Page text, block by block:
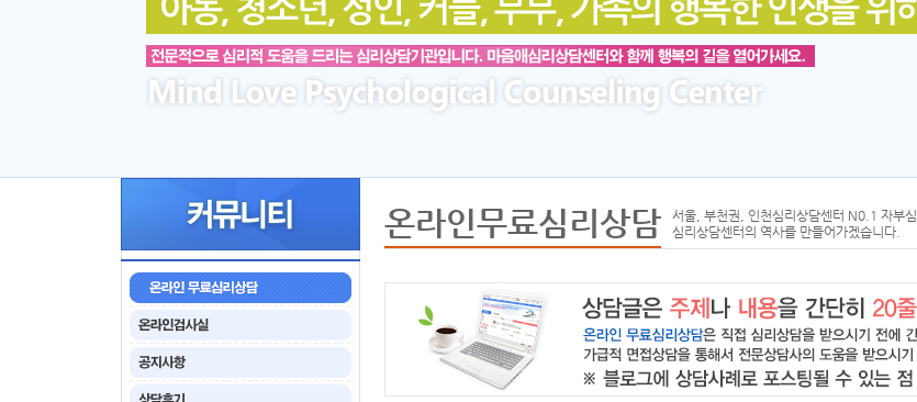
온라인무료심리상담
서울, 부천권, 인천심리상담센터 N0.1 자부심.
심리상담센터의 역사를 만들어가겠습니다.